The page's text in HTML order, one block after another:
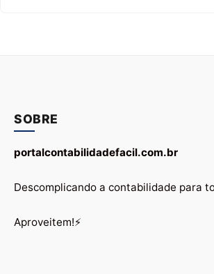
SOBRE
portalcontabilidadefacil.com.br
Descomplicando a contabilidade para
Aproveitem!⚡